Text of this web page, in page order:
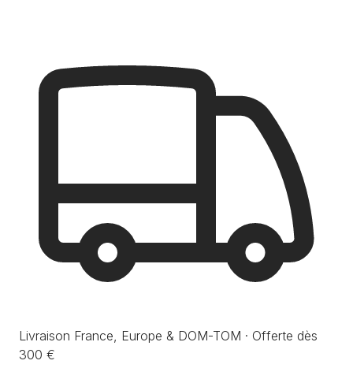
Livraison France, Europe & DOM-TOM · Offerte dès
300 €